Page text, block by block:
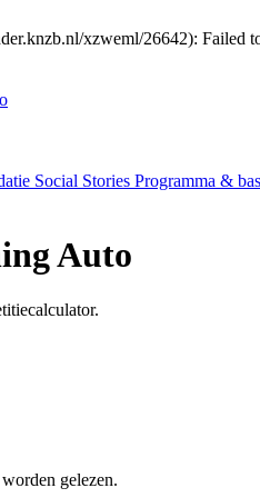
xzweml/26642):
Social Stories Programma &
Auto
gelezen.